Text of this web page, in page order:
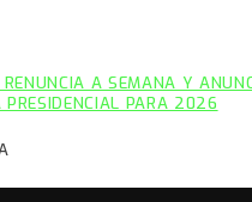
A SEMANA Y
PRESIDENCIAL PARA 2026